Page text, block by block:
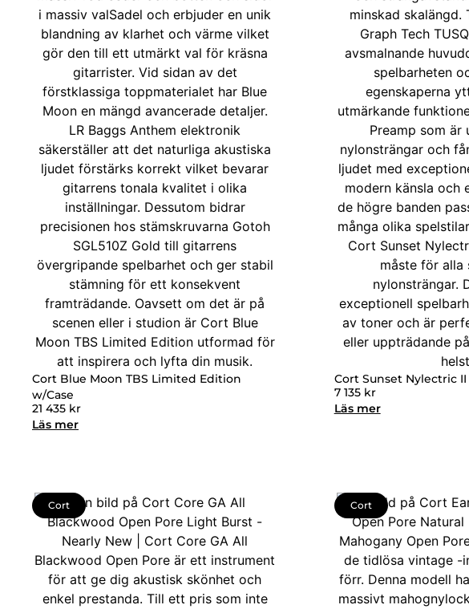
Cort Blue Moon TBS Limited Edition
w/Case
21 435 kr
Läs mer
Cort Sunset Nylectric II
7 135 kr
Läs mer
Cort Cort